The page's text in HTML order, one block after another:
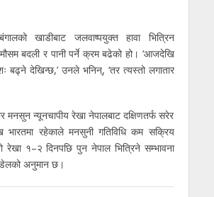
खाडीबाट जलवाष्पयुक्त हावा भित्रिन
बदली र पानी पर्ने क्रम बढेको हो। ‘आजदेखि
बढ्ने देखिन्छ,’ उनले भनिन्, ‘तर त्यस्तो लगातार
मनसुन न्यूनचापीय रेखा नेपालबाट दक्षिणतर्फ सरेर
भारतमा रहेकाले मनसुनी गतिविधि कम सक्रिय
रेखा १–२ दिनपछि पुन नेपाल भित्रिने सम्भावना
अनुमान छ।